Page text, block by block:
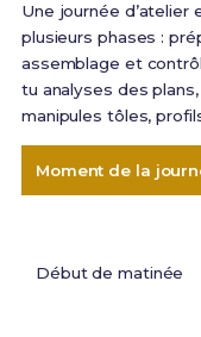
Une journée d’atelier
plusieurs phases :
assemblage et
tu analyses des
manipules tôles,
Moment de la
Début de matinée